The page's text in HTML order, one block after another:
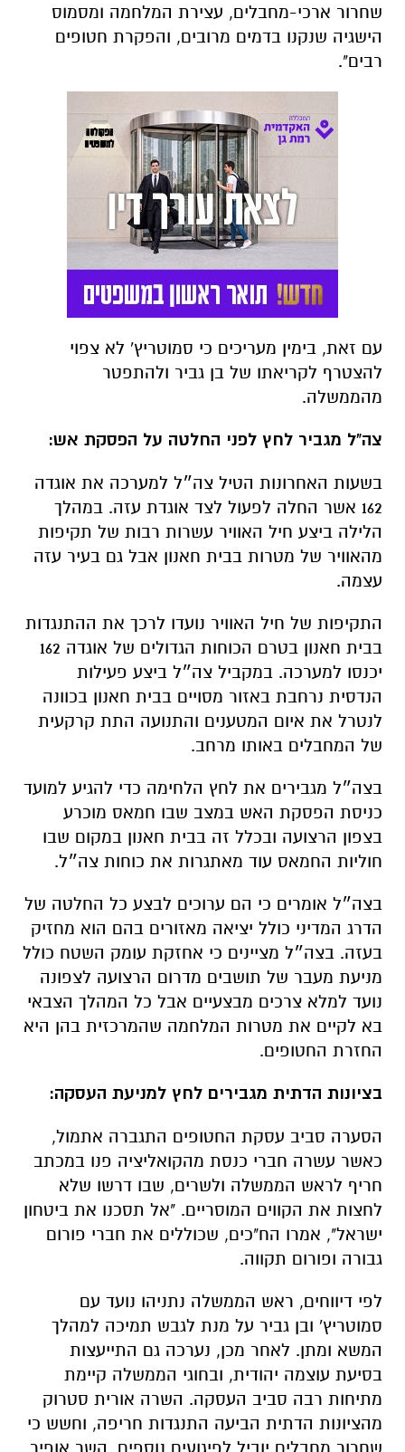
שחרור ארכי-מחבלים, עצירת המלחמה ומסמוס
הישגיה שנקנו בדמים מרובים, והפקרת חטופים
רבים".
עם זאת, בימין מעריכים כי סמוטריץ' לא צפוי
להצטרף לקריאתו של בן גביר ולהתפטר
מהממשלה.
צה"ל מגביר לחץ לפני החלטה על הפסקת אש:
בשעות האחרונות הטיל צה״ל למערכה את אוגדה
162 אשר החלה לפעול לצד אוגדת עזה. במהלך
הלילה ביצע חיל האוויר עשרות רבות של תקיפות
מהאוויר של מטרות בבית חאנון אבל גם בעיר עזה
עצמה.
התקיפות של חיל האוויר נועדו לרכך את ההתנגדות
בבית חאנון בטרם הכוחות הגדולים של אוגדה 162
יכנסו למערכה. במקביל צה״ל ביצע פעילות
הנדסית נרחבת באזור מסויים בבית חאנון בכוונה
לנטרל את איום המטענים והתנועה התת קרקעית
של המחבלים באותו מרחב.
בצה״ל מגבירים את לחץ הלחימה כדי להגיע למועד
כניסת הפסקת האש במצב שבו חמאס מוכרע
בצפון הרצועה ובכלל זה בבית חאנון במקום שבו
חוליות החמאס עוד מאתגרות את כוחות צה״ל.
בצה״ל אומרים כי הם ערוכים לבצע כל החלטה של
הדרג המדיני כולל יציאה מאזורים בהם הוא מחזיק
בעזה. בצה״ל מציינים כי אחזקת עומק השטח כולל
מניעת מעבר של תושבים מדרום הרצועה לצפונה
נועד למלא צרכים מבצעיים אבל כל המהלך הצבאי
בא לקיים את מטרות המלחמה שהמרכזית בהן היא
החזרת החטופים.
בציונות הדתית מגבירים לחץ למניעת העסקה:
הסערה סביב עסקת החטופים התגברה אתמול,
כאשר עשרה חברי כנסת מהקואליציה פנו במכתב
חריף לראש הממשלה ולשרים, שבו דרשו שלא
לחצות את הקווים המוסריים. "אל תסכנו את ביטחון
ישראל", אמרו הח"כים, שכוללים את חברי פורום
גבורה ופורום תקווה.
לפי דיווחים, ראש הממשלה נתניהו נועד עם
סמוטריץ' ובן גביר על מנת לגבש תמיכה למהלך
המשא ומתן. לאחר מכן, נערכה גם התייעצות
בסיעת עוצמה יהודית, ובחוגי הממשלה קיימת
מתיחות רבה סביב העסקה. השרה אורית סטרוק
מהציונות הדתית הביעה התנגדות חריפה, וחשש כי
שחרור מחבלים יוביל לפיגועים נוספים. השר אופיר